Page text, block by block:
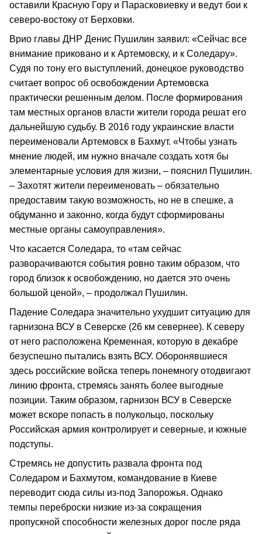
оставили Красную Гору и Парасковиевку и ведут бои к
северо-востоку от Берховки.
Врио главы ДНР Денис Пушилин заявил: «Сейчас все
внимание приковано и к Артемовску, и к Соледару».
Судя по тону его выступлений, донецкое руководство
считает вопрос об освобождении Артемовска
практически решенным делом. После формирования
там местных органов власти жители города решат его
дальнейшую судьбу. В 2016 году украинские власти
переименовали Артемовск в Бахмут. «Чтобы узнать
мнение людей, им нужно вначале создать хотя бы
элементарные условия для жизни, – пояснил Пушилин.
– Захотят жители переименовать – обязательно
предоставим такую возможность, но не в спешке, а
обдуманно и законно, когда будут сформированы
местные органы самоуправления».
Что касается Соледара, то «там сейчас
разворачиваются события ровно таким образом, что
город близок к освобождению, но дается это очень
большой ценой», – продолжал Пушилин.
Падение Соледара значительно ухудшит ситуацию для
гарнизона ВСУ в Северске (26 км севернее). К северу
от него расположена Кременная, которую в декабре
безуспешно пытались взять ВСУ. Оборонявшиеся
здесь российские войска теперь понемногу отодвигают
линию фронта, стремясь занять более выгодные
позиции. Таким образом, гарнизон ВСУ в Северске
может вскоре попасть в полукольцо, поскольку
Российская армия контролирует и северные, и южные
подступы.
Стремясь не допустить развала фронта под
Соледаром и Бахмутом, командование в Киеве
переводит сюда силы из-под Запорожья. Однако
темпы переброски низкие из-за сокращения
пропускной способности железных дорог после ряда